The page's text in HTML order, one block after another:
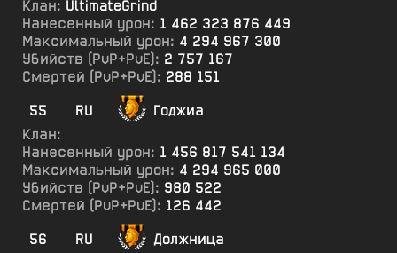
Клан: UltimateGrind
Нанесенный урон: 1 462 323 876 449
Максимальный урон: 4 294 967 300
Убийств (PvP+PvE): 2 757 167
Смертей (PvP+PvE): 288 151
55
RU
Годжиа
Клан:
Нанесенный урон: 1 456 817 541 134
Максимальный урон: 4 294 965 000
Убийств (PvP+PvE): 980 522
Смертей (PvP+PvE): 126 442
56
RU
Должница